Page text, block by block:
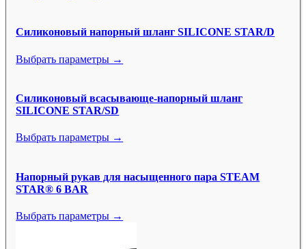
Силиконовый напорный шланг SILICONE STAR/D
Выбрать параметры →
Силиконовый всасывающе-напорный шланг
SILICONE STAR/SD
Выбрать параметры →
Напорный рукав для насыщенного пара STEAM
STAR® 6 BAR
Выбрать параметры →